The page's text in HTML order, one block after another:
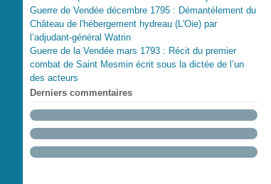
Guerre de Vendée décembre 1795 : Démantèlement du
Château de l'hébergement hydreau (L'Oie) par
l’adjudant-général Watrin
Guerre de la Vendée mars 1793 : Récit du premier
combat de Saint Mesmin écrit sous la dictée de l’un
des acteurs
Derniers commentaires